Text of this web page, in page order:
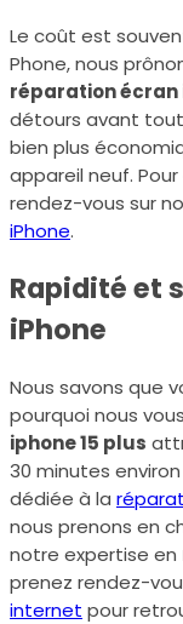
Le coût est
Phone, nous
réparation écran
détours avant
bien plus
appareil neuf.
rendez-vous sur
iPhone.
Rapidité et
iPhone
Nous savons que
pourquoi nous
iphone 15 plus
30 minutes
dédiée à la
nous prenons en
notre expertise en
prenez rendez-
internet pour